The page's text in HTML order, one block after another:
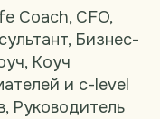
Coach, CFO,
Бизнес-
Коуч
и c-level
Руководитель